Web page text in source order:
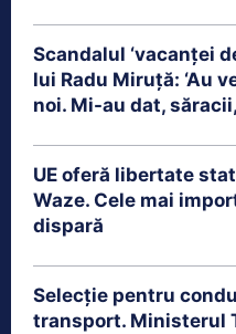
Scandalul ‘vacanței
lui Radu Miruță: ‘Au
noi. Mi-au dat,
UE oferă libertate
Waze. Cele mai
dispară
Selecție pentru
transport. Ministerul